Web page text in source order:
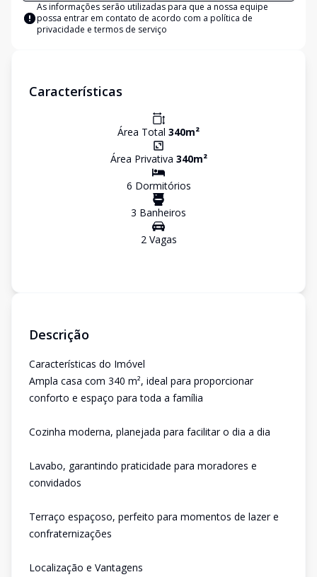
As informações serão utilizadas para que a nossa equipe
possa entrar em contato de acordo com a política de
privacidade e termos de serviço
Características
Área Total 340m²
Área Privativa 340m²
6 Dormitórios
3 Banheiros
2Vagas
Descrição
Características do Imóvel
Ampla casa com 340 m², ideal para proporcionar
conforto e espaço para toda a família
Cozinha moderna, planejada para facilitar o dia a dia
Lavabo, garantindo praticidade para moradores e
convidados
Terraço espaçoso, perfeito para momentos de lazer e
confraternizações
Localização e Vantagens